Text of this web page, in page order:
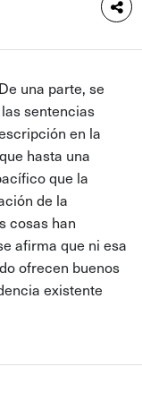
una parte, se
sentencias
en la
hasta una
que la
de la
cosas han
afirma que ni esa
ofrecen buenos
existente